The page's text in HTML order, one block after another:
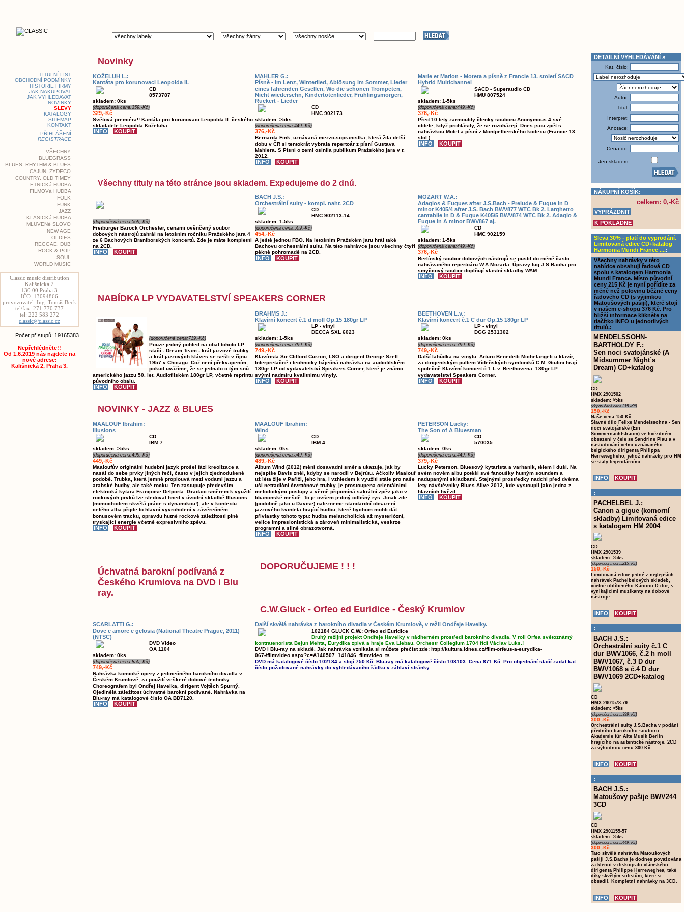
TITULNÍ LIST
OBCHODNÍ PODMÍNKY
HISTORIE FIRMY
JAK NAKUPOVAT
JAK VYHLEDAVAT
NOVINKY
SLEVY
KATALOGY
SITEMAP
KONTAKT
PŘIHLÁŠENÍ
REGISTRACE
VŠECHNY
BLUEGRASS
BLUES, RHYTHM & BLUES
CAJUN, ZYDECO
COUNTRY, OLD TIMEY
ETNICKá HUDBA
FILMOVá HUDBA
FOLK
FUNK
JAZZ
KLASICKá HUDBA
MLUVENé SLOVO
NEW AGE
OLDIES
REGGAE, DUB
ROCK & POP
SOUL
WORLD MUSIC
Classic music distribution
Kališnická 2
130 00 Praha 3
IČO: 13094866
provozovatel: Ing. Tomáš Beck
tel/fax: 271 770 737
tel: 222 583 272
classic@classic.cz
Počet přístupů: 19165383
Nepřehlédněte!!
Od 1.6.2019 nás najdete na
nové adrese:
Kališnická 2, Praha 3.
DETAILNÍ VYHLEDÁVÁNÍ »
Kat. číslo:
Autor:
Titul:
Interpret:
Anotace:
Cena do:
Jen skladem:
NÁKUPNÍ KOŠÍK:
celkem: 0,-Kč
Sleva 30% - platí do vyprodání.
Limitovaná edice CD+katalog
Harmonia Mundi France ....:
Všechny nahrávky v této
nabídce obsahují řadová CD
spolu s katalogem Harmonia
Mundi France. Místo původní
ceny 215 Kč je nyní pořídíte za
méně než polovinu běžné ceny
řadového CD (s výjimkou
Matoušových pašijí), které stojí
v našem e-shopu 376 Kč. Pro
bližší informace klikněte na
tlačítko INFO u jednotlivých
titulů.:
MENDELSSOHN-
BARTHOLDY F.:
Sen noci svatojánské (A
Midsummer Night´s
Dream) CD+katalog
CD
HMX 2901502
skladem: >5ks
(doporučená cena:215,-Kč)
150,-Kč
Naše cena 150 Kč
Slavné dílo Felixe Mendelssohna - Sen
noci svatojánské (Ein
Sommernachtstraum) ve hvězdném
obsazení v čele se Sandrine Piau a v
nastudování velmi uznávaného
belgického dirigenta Philippa
Herrewegheho, jehož nahrávky pro HM
se staly legendárními.
:
PACHELBEL J.:
Canon a gigue (komorní
skladby) Limitovaná edice
s katalogem HM 2004
CD
HMX 2901539
skladem: >5ks
(doporučená cena:215,-Kč)
150,-Kč
Limitovaná edice jedné z nejlepších
nahrávek Pachelbelových skladeb,
včetně oblíbeného Kánonu D dur, s
vynikajícími muzikanty na dobové
nástroje.
:
BACH J.S.:
Orchestrální suity č.1 C
dur BWV1066, č.2 h moll
BWV1067, č.3 D dur
BWV1068 a č.4 D dur
BWV1069 2CD+katalog
CD
HMX 2901578-79
skladem: >5ks
(doporučená cena:399,-Kč)
300,-Kč
Orchestrální suity J.S.Bacha v podání
předního barokního souboru
Akademie für Alte Musik Berlin
hrajícího na autentické nástroje. 2CD
za výhodnou cenu 300 Kč.
:
BACH J.S.:
Matoušovy pašije BWV244
3CD
CD
HMX 2901155-57
skladem: >5ks
(doporučená cena:449,-Kč)
300,-Kč
Tato skvělá nahrávka Matoušových
pašijí J.S.Bacha je dodnes považována
za klenot v diskografii vlámského
dirigenta Philippe Herreweghea, také
díky skvělým sólistům, které si
obsadil. Kompletní nahrávky na 3CD.
Novinky
KOŽELUH L.:
Kantáta pro korunovaci Leopolda II.
CD
8573787
skladem: 0ks
(doporučená cena:359,-Kč)
329,-Kč
Světová premiéra!! Kantáta pro korunovaci Leopolda II. českého
skladatele Leopolda Koželuha.
MAHLER G.:
Písně - Im Lenz, Winterlied, Ablösung im Sommer, Lieder
eines fahrenden Gesellen, Wo die schönen Trompeten,
Nicht wiedersehn, Kindertotenlieder, Frühlingsmorgen,
Rückert - Lieder
CD
HMC 902173
skladem: >5ks
(doporučená cena:449,-Kč)
376,-Kč
Bernarda Fink, uznávaná mezzo-sopranistka, která žila delší
dobu v ČR si tentokrát vybrala repertoár z písní Gustava
Mahlera. S Písní o zemi oslnila publikum Pražského jara v r.
2012.
Marie et Marion - Moteta a písně z Francie 13. století SACD
Hybrid Multichannel
SACD - Superaudio CD
HMU 807524
skladem: 1-5ks
(doporučená cena:449,-Kč)
376,-Kč
Před 10 lety zarmoutily členky souboru Anonymous 4 své
ctitele, když prohlásily, že se rozcházejí. Dnes jsou zpět s
nahrávkou Motet a písní z Montpellierského kodexu (Francie 13.
stol.).
Všechny tituly na této stránce jsou skladem. Expedujeme do 2 dnů.
(doporučená cena:569,-Kč)
Freiburger Barock Orchester, cenami ověnčený soubor
dobových nástrojů zahrál na letošním ročníku Pražského jara 4
ze 6 Bachových Braniborských koncertů. Zde je máte kompletní
na 2CD.
BACH J.S.:
Orchestrální suity - kompl. nahr. 2CD
CD
HMC 902113-14
skladem: 1-5ks
(doporučená cena:509,-Kč)
454,-Kč
A ještě jednou FBO. Na letošním Pražském jaru hrál také
Bachovu orchestrální suitu. Na této nahrávce jsou všechny čtyři
pěkně pohromadě na 2CD.
MOZART W.A.:
Adagios & Fugues after J.S.Bach - Prelude & Fugue in D
minor K405/4 after J.S. Bach BWV877 WTC Bk 2. Larghetto
cantabile in D & Fugue K405/5 BWV874 WTC Bk 2. Adagio &
Fugue in A minor BWV867 aj.
CD
HMC 902159
skladem: 1-5ks
(doporučená cena:449,-Kč)
376,-Kč
Berlínský soubor dobových nástrojů se pustil do méně často
nahrávaného repertoáru W.A.Mozarta. Úpravy fug J.S.Bacha pro
smyčcový soubor doplňují vlastní skladby WAM.
NABÍDKA LP VYDAVATELSTVÍ SPEAKERS CORNER
(doporučená cena:719,-Kč)
Pouze jediný pohled na obal tohoto LP
stačí - Dream Team - král jazzové trubky
a král jazzových kláves se sešli v říjnu
1957 v Chicagu. Což není překvapením,
pokud uvážíme, že se jednalo o tým snů
amerického jazzu 50. let. Audiofilském 180gr LP, včetně reprintu
původního obalu.
BRAHMS J.:
Klavírní koncert č.1 d moll Op.15 180gr LP
LP - vinyl
DECCA SXL 6023
skladem: 1-5ks
(doporučená cena:799,-Kč)
749,-Kč
Klavírista Sir Clifford Curzon, LSO a dirigent George Szell.
Interpretačně i technicky báječná nahrávka na audiofilském
180gr LP od vydavatelství Speakers Corner, které je známo
svými nadmíru kvalitnímu vinyly.
BEETHOVEN L.v.:
Klavírní koncert č.1 C dur Op.15 180gr LP
LP - vinyl
DGG 2531302
skladem: 0ks
(doporučená cena:799,-Kč)
749,-Kč
Další lahůdka na vinylu. Arturo Benedetti Michelangeli u klavír,
za dirigentským pultem Vídeňských symfoniků C.M. Giulini hrají
společně Klavírní koncert č.1 L.v. Beethovena. 180gr LP
vydavatelství Speakers Corner.
NOVINKY - JAZZ & BLUES
MAALOUF Ibrahim:
Illusions
CD
IBM 7
skladem: >5ks
(doporučená cena:499,-Kč)
449,-Kč
Maaloufův originální hudební jazyk prošel fází kreolizace a
nasál do sebe prvky jiných řečí, často v jejich zjednodušené
podobě. Trubka, která jemně proplouvá mezi vodami jazzu a
arabské hudby, ale také rocku. Ten zastupuje především
elektrická kytara Françoise Delporta. Gradaci směrem k využití
rockových prvků lze sledovat hned v úvodní skladbě Illusions
(mimochodem skvělá práce s dynamikou!), ale v kontextu
celého alba přijde to hlavní vyvrcholení v závěrečném
bonusovém tracku, opravdu hutné rockové záležitosti plné
tryskající energie včetně expresivního zpěvu.
MAALOUF Ibrahim:
Wind
CD
IBM 4
skladem: 0ks
(doporučená cena:549,-Kč)
489,-Kč
Album Wind (2012) mění dosavadní směr a ukazuje, jak by
nejspíše Davis zněl, kdyby se narodil v Bejrútu. Ačkoliv Maalouf
už léta žije v Paříži, jeho hra, i vzhledem k využití stále pro naše
uši netradiční čtvrttónové trubky, je prostoupena orientálními
melodickými postupy a věrně připomíná sakrální zpěv jako v
libanonské mešitě. To je ovšem jediný odlišný rys. Jinak zde
(podobně jako u Davise) nalezneme standardní obsazení
jazzového kvinteta hrající hudbu, které bychom mohli dát
přívlastky tohoto typu: hudba melancholická až mysteriózní,
velice impresionistická a zároveň minimalistická, veskrze
programní a silně obrazotvorná.
PETERSON Lucky:
The Son of A Bluesman
CD
570035
skladem: 0ks
(doporučená cena:449,-Kč)
379,-Kč
Lucky Peterson. Bluesový kytarista a varhaník, tělem i duší. Na
svém novém albu potěší své fanoušky hutným soundem a
nadupanými skladbami. Stejnými prostředky nadchl před dvěma
lety návštěvníky Blues Alive 2012, kde vystoupil jako jedna z
hlavních hvězd.
Úchvatná barokní podívaná z
Českého Krumlova na DVD i Blu
ray.
DOPORUČUJEME ! ! !
C.W.Gluck - Orfeo ed Euridice - Český Krumlov
SCARLATTI G.:
Dove e amore e gelosia (National Theatre Prague, 2011)
(NTSC)
DVD Video
OA 1104
skladem: 0ks
(doporučená cena:850,-Kč)
749,-Kč
Nahrávka komické opery z jedinečného barokního divadla v
Českém Krumlově, za použití veškeré dobové techniky.
Choreografem byl Ondřej Havelka, dirigent Vojtěch Spurný.
Ojedinělá záležitost úchvatné barokní podívané. Nahrávka na
Blu-ray má katalogové číslo OA BD7120.
Další skvělá nahrávka z barokního divadla v Českém Krumlově, v režii Ondřeje Havelky.
102184 GLUCK C.W.: Orfeo ed Euridice
Druhý režijní projekt Ondřeje Havelky v nádherném prostředí barokního divadla. V roli Orfea světoznámý
kontratenorista Bejun Mehta, Eurydika zpívá a hraje Eva Liebau. Orchestr Collegium 1704 řídí Václav Luks.!
DVD i Blu-ray na skladě. Jak nahrávka vznikala si můžete přečíst zde: http://kultura.idnes.cz/film-orfeus-a-eurydika-
067-/filmvideo.aspx?c=A140507_141846_filmvideo_ts
DVD má katalogové číslo 102184 a stojí 750 Kč. Blu-ray má katalogové číslo 108103. Cena 871 Kč. Pro objednání stačí zadat kat.
číslo požadované nahrávky do vyhledávacího řádku v záhlaví stránky.